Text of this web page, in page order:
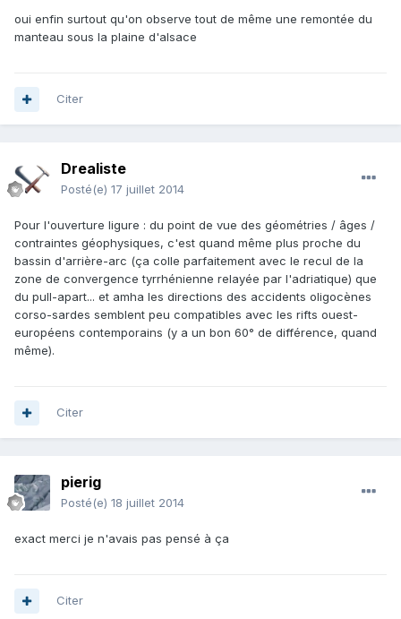
oui enfin surtout qu'on observe tout de même une remontée du
manteau sous la plaine d'alsace
Citer
Drealiste
Posté(e) 17 juillet 2014
Pour l'ouverture ligure : du point de vue des géométries / âges /
contraintes géophysiques, c'est quand même plus proche du
bassin d'arrière-arc (ça colle parfaitement avec le recul de la
zone de convergence tyrrhénienne relayée par l'adriatique) que
du pull-apart... et amha les directions des accidents oligocènes
corso-sardes semblent peu compatibles avec les rifts ouest-
européens contemporains (y a un bon 60° de différence, quand
même).
Citer
pierig
Posté(e) 18 juillet 2014
exact merci je n'avais pas pensé à ça
Citer